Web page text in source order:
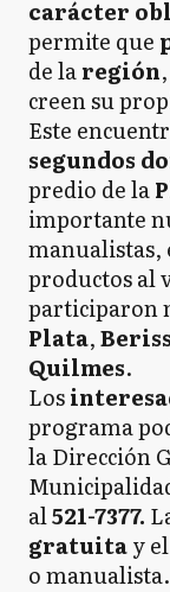
carácter
permite que
de laregión
creen su
Este
segundos
predio de la
importante
manualistas,
productos al
participaron
Plata,
Quilmes.
Los
programa
la Dirección
al521-7377.
gratuitay
o manualista.